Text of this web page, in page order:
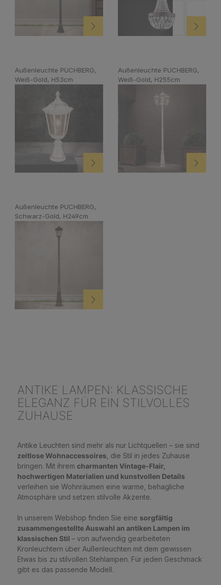
Außenleuchte PUCHBERG,
Weiß-Gold, H53cm
Außenleuchte PUCHBERG,
Weiß-Gold, H255cm
Außenleuchte PUCHBERG,
Schwarz-Gold, H249cm
ANTIKE LAMPEN: KLASSISCHE
ELEGANZ FÜR EIN STILVOLLES
ZUHAUSE
Antike Leuchten sind mehr als nur Lichtquellen – sie sind
zeitlose Wohnaccessoires , die Stil in jedes Zuhause
bringen. Mit ihrem charmanten Vintage-Flair,
hochwertigen Materialien und kunstvollen Details
verleihen sie Wohnräumen eine warme, behagliche
Atmosphäre und setzen stilvolle Akzente.
In unserem Webshop finden Sie eine sorgfältig
zusammengestellte Auswahl an antiken Lampen im
klassischen Stil – von aufwendig gearbeiteten
Kronleuchtern über Außenleuchten mit dem gewissen
Etwas bis zu stilvollen Stehlampen. Für jeden Geschmack
gibt es das passende Modell.